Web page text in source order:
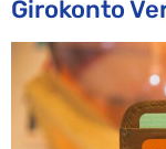
Girokonto